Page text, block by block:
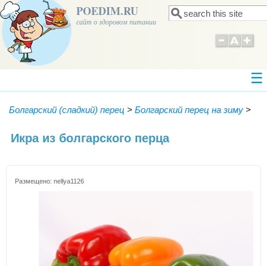
POEDIM.RU
сайт о здоровом питании Форма поиска
Поиск
Болгарский (сладкий) перец > Болгарский перец на зиму >
Икра из болгарского перца
Размещено: nellya1126